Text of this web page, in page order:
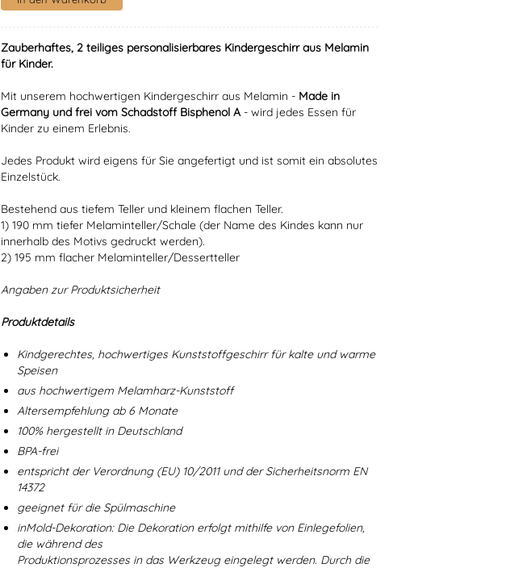
Zauberhaftes, 2 teiliges personalisierbares Kindergeschirr aus Melamin
für Kinder.
Mit unserem hochwertigen Kindergeschirr aus Melamin - Made in
Germany und frei vom Schadstoff Bisphenol A- wird jedes Essen für
Kinder zu einem Erlebnis.
Jedes Produkt wird eigens für Sie angefertigt und ist somit ein absolutes
Einzelstück.
Bestehend aus tiefem Teller und kleinem flachen Teller.
1) 190 mm tiefer Melaminteller/Schale (der Name des Kindes kann nur
innerhalb des Motivs gedruckt werden).
2) 195 mm flacher Melaminteller/Dessertteller
Angaben zur Produktsicherheit
Produktdetails
Kindgerechtes, hochwertiges Kunststoffgeschirr für kalte und warme
Speisen
aus hochwertigem Melamharz-Kunststoff
Altersempfehlung ab 6 Monate
100% hergestellt in Deutschland
BPA-frei
entspricht der Verordnung (EU) 10/2011 und der Sicherheitsnorm EN
14372
geeignet für die Spülmaschine
inMold-Dekoration: Die Dekoration erfolgt mithilfe von Einlegefolien,
die während des
Produktionsprozesses in das Werkzeug eingelegt werden. Durch die